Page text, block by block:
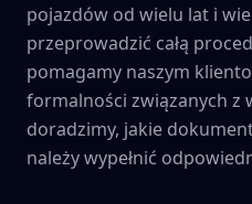
pojazdów od wielu lat i
przeprowadzić całą
pomagamy naszym
formalności związanych z
doradzimy, jakie
należy wypełnić